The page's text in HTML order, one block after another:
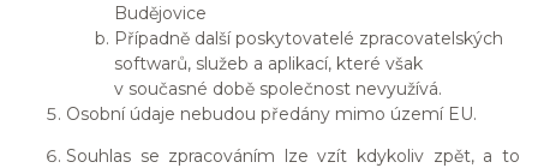
Budějovice
Případně další poskytovatelé zpracovatelských
softwarů, služeb a aplikací, které však
v současné době společnost nevyužívá.
Osobní údaje nebudou předány mimo území EU.
Souhlas se zpracováním lze vzít kdykoliv zpět, a to